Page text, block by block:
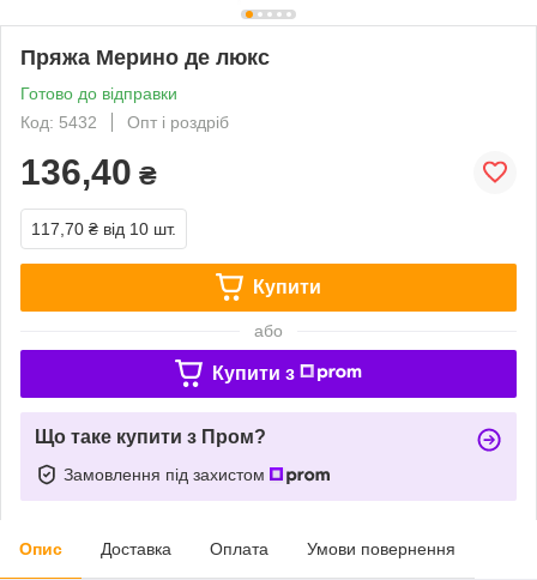
Пряжа Мерино де люкс
Готово до відправки
Код: 5432
Опт і роздріб
136,40 ₴
117,70 ₴ від 10 шт.
Купити
або
Купити з
Що таке купити з Пром?
Замовлення під захистом
Опис Доставка Оплата Умови повернення